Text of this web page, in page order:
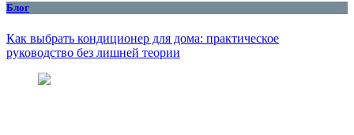
Блог
Как выбрать кондиционер для дома: практическое
руководство без лишней теории